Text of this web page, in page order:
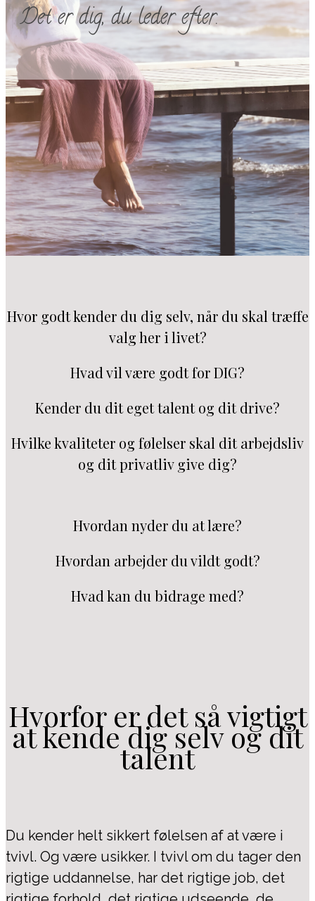
Det er dig, du leder efter.
Hvor godt kender du dig selv, når du skal træffe
valg her i livet?
Hvad vil være godt for DIG?
Kender du dit eget talent og dit drive?
Hvilke kvaliteter og følelser skal dit arbejdsliv
og dit privatliv give dig?
Hvordan nyder du at lære?
Hvordan arbejder du vildt godt?
Hvad kan du bidrage med?
Hvorfor er det så vigtigt
at kende dig selv og dit
talent
Du kender helt sikkert følelsen af at være i
tvivl. Og være usikker. I tvivl om du tager den
rigtige uddannelse, har det rigtige job, det